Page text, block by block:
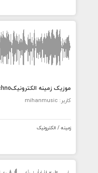
موزیک زمینه الکترونیکTechno
کاربر: mihanmusic
زمینه / الکترونیک